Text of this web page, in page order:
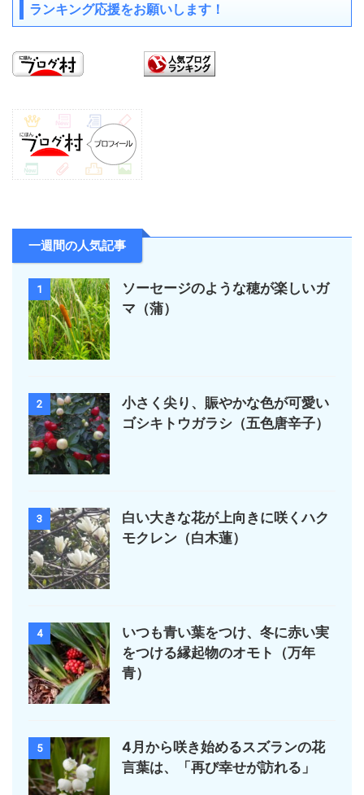
ランキング応援をお願いします！
一週間の人気記事
1
ソーセージのような穂が楽しいガ
マ（蒲）
2
小さく尖り、賑やかな色が可愛い
ゴシキトウガラシ（五色唐辛子）
3
白い大きな花が上向きに咲くハク
モクレン（白木蓮）
4
いつも青い葉をつけ、冬に赤い実
をつける縁起物のオモト（万年
青）
5
4月から咲き始めるスズランの花
言葉は、「再び幸せが訪れる」